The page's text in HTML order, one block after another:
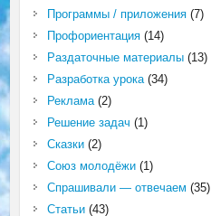
Программы / приложения(7)
Профориентация(14)
Раздаточные материалы(13)
Разработка урока(34)
Реклама(2)
Решение задач (1)
Сказки(2)
Союз молодёжи(1)
Спрашивали — отвечаем (35)
Статьи(43)